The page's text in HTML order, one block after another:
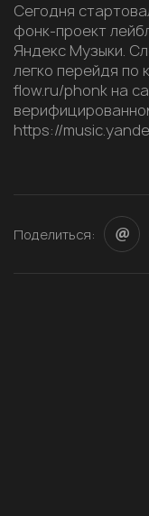
Сегодня
фонк-проект
Яндекс Музыки.
легко перейдя
flow.ru/phonk на
https://
Поделиться: